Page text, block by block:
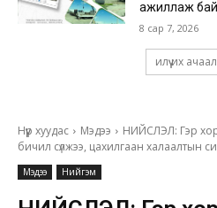
ажиллаж
8 сар 7, 2026
илүү их